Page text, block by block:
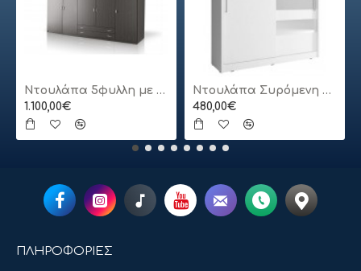
Ντουλάπα 5φυλλη με πατάρι
1.100,00€
Ντουλάπα Συρόμενη 24113-MJ3-180 Χρώμα Λευκό 180x200x62cm
480,00€
ΠΛΗΡΟΦΟΡΙΕΣ